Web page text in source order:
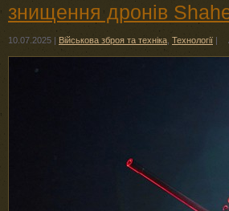
знищення дронів
10.07.2025 | Військова зброя та техніка Технології |